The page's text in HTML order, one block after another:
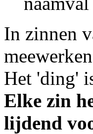
In zinnen
Het 'ding'
Elke zin
lijdend